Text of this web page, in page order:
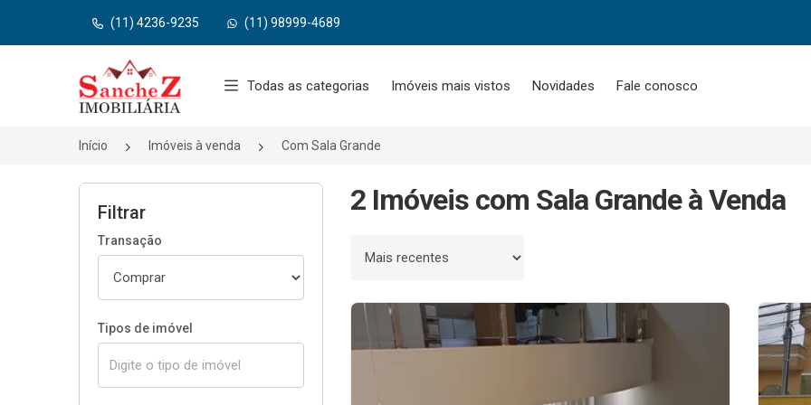
(11) 4236-9235 (11) 98999-4689
Página inicial
Todas as categorias Imóveis mais vistos Novidades Fale conosco
Início Imóveis à venda Com Sala Grande
Filtrar
Transação
Tipos de imóvel
2 Imóveis com Sala Grande à Venda
Ordenar por